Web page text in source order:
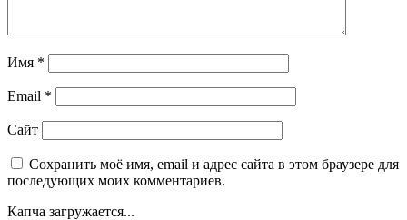
Имя *
Email *
Сайт
Сохранить моё имя, email и адрес сайта в этом браузере для
последующих моих комментариев.
Капча загружается...